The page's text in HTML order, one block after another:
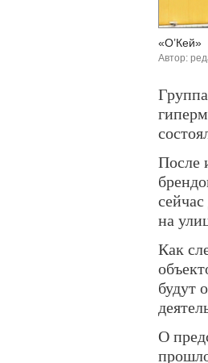
«О’Кей»
Автор:
После
на
Как
будут
О